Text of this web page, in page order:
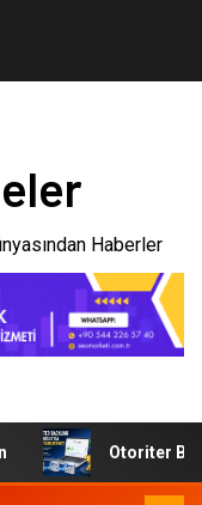
Haberler
Otoriter